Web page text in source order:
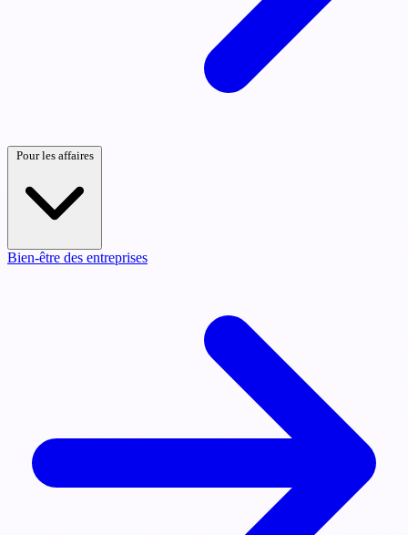
Pour les affaires
Bien-être des entreprises